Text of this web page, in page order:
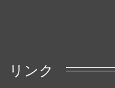
リンク